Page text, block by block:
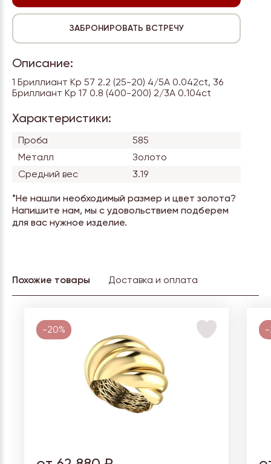
Описание:
1 Бриллиант Кр 57 2.2 (25-20) 4/5А 0.042ct, 36
Бриллиант Кр 17 0.8 (400-200) 2/3А 0.104ct
Характеристики:
Проба
585
Металл
Золото
Средний вес
3.19
*Не нашли необходимый размер и цвет золота?
Напишите нам, мы с удовольствием подберем
для вас нужное изделие.
Похожие товары Доставка и оплата
-20% -